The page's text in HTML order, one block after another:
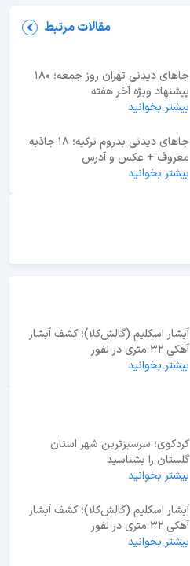
مقالات مرتبط
جاهای دیدنی تهران روز جمعه؛ 180
پیشنهاد ویژه آخر هفته
بیشتر بخوانید
جاهای دیدنی بدروم ترکیه؛ 18 جاذبه
معروف + عکس و آدرس
بیشتر بخوانید
آبشار اسکلیم (گالش‌کلا)؛ کشف آبشار
آهکی ۳۲ متری در لفور
بیشتر بخوانید
کردکوی؛ سرسبزترین شهر استان
گلستان را بشناسید
بیشتر بخوانید
آبشار اسکلیم (گالش‌کلا)؛ کشف آبشار
آهکی ۳۲ متری در لفور
بیشتر بخوانید